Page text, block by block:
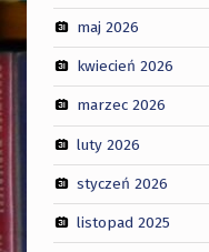
maj 2026
kwiecień 2026
marzec 2026
luty 2026
styczeń 2026
listopad 2025